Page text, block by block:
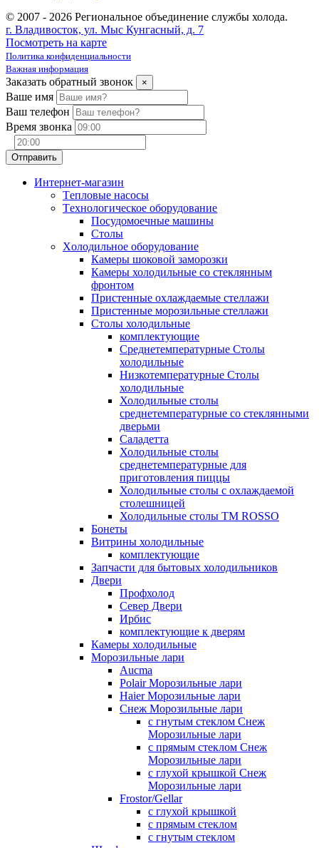
© 2007 - 2026 Региональное объединение службы холода.
г. Владивосток, ул. Мыс Кунгасный, д. 7
Посмотреть на карте
Политика конфиденциальности
Важная информация
Заказать обратный звонок ×
Ваше имя
Ваш телефон
Время звонка
Интернет-магазин
Tепловые насосы
Tехнологическое оборудование
Посудомоечные машины
Столы
Xолодильное оборудование
Камеры шоковой заморозки
Камеры холодильные со стеклянным
фронтом
Пристенные охлаждаемые стеллажи
Пристенные морозильные стеллажи
Столы холодильные
комплектующие
Среднетемпературные Столы
холодильные
Низкотемпературные Столы
холодильные
Холодильные столы
среднетемпературные со стеклянными
дверьми
Саладетта
Холодильные столы
среднетемпературные для
приготовления пиццы
Холодильные столы с охлаждаемой
столешницей
Холодильные столы ТМ ROSSO
Бонеты
Витрины холодильные
комплектующие
Запчасти для бытовых холодильников
Двери
Профхолод
Север Двери
Ирбис
комплектующие к дверям
Камеры холодильные
Морозильные лари
Aucma
Polair Морозильные лари
Haier Морозильные лари
Снеж Морозильные лари
с гнутым стеклом Снеж
Морозильные лари
с прямым стеклом Снеж
Морозильные лари
с глухой крышкой Снеж
Морозильные лари
Frostor/Gellar
с глухой крышкой
с прямым стеклом
с гнутым стеклом